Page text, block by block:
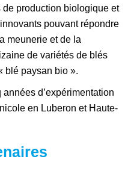
production biologique et
pouvant répondre
meunerie et de la
de variétés de blés
blé paysan bio ».
d’expérimentation
en Luberon et Haute-